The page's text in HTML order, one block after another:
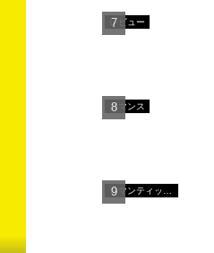
レビュー
ロマンス